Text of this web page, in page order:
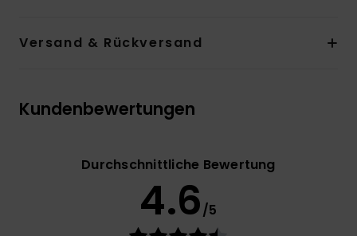
Versand & Rückversand
Kundenbewertungen
Durchschnittliche Bewertung
4.6/5